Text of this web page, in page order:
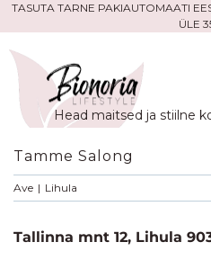
Skip
to
content
TASUTA TARNE PAKIAUTOMAATI
ÜLE
Head maitsed ja stiilne
Tamme Salong
Ave | Lihula
Tallinna mnt 12, Lihula